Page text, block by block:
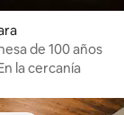
de 100 años
la cercanía